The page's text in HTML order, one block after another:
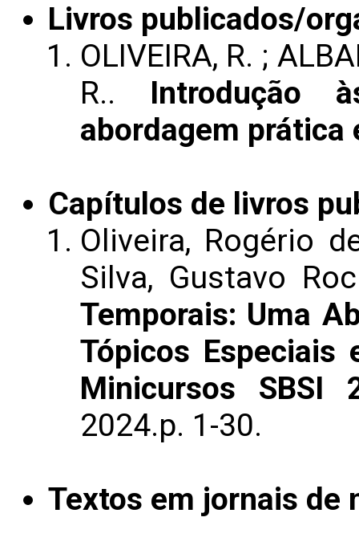
Livros publicados/
OLIVEIRA, R. ;
R.. Introdução
abordagem prática
Capítulos de livros
Oliveira, Rogério
Silva, Gustavo
Temporais: Uma
Tópicos Especiais
Minicursos SBSI
2024.p. 1-30.
Textos em jornais